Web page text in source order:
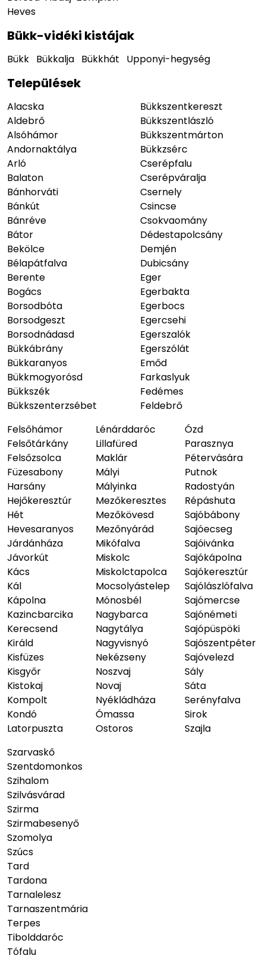
Heves
Bükk-vidéki kistájak
Bükk Bükkalja Bükkhát Upponyi-hegység
Települések
Alacska
Aldebrő
Alsóhámor
Andornaktálya
Arló
Balaton
Bánhorváti
Bánkút
Bánréve
Bátor
Bekölce
Bélapátfalva
Berente
Bogács
Borsodbóta
Borsodgeszt
Borsodnádasd
Bükkábrány
Bükkaranyos
Bükkmogyorósd
Bükkszék
Bükkszenterzsébet
Bükkszentkereszt
Bükkszentlászló
Bükkszentmárton
Bükkzsérc
Cserépfalu
Cserépváralja
Csernely
Csincse
Csokvaomány
Dédestapolcsány
Demjén
Dubicsány
Eger
Egerbakta
Egerbocs
Egercsehi
Egerszalók
Egerszólát
Emőd
Farkaslyuk
Fedémes
Feldebrő
Felsőhámor
Felsőtárkány
Felsőzsolca
Füzesabony
Harsány
Hejőkeresztúr
Hét
Hevesaranyos
Járdánháza
Jávorkút
Kács
Kál
Kápolna
Kazincbarcika
Kerecsend
Királd
Kisfüzes
Kisgyőr
Kistokaj
Kompolt
Kondó
Latorpuszta
Lénárddaróc
Lillafüred
Maklár
Mályi
Mályinka
Mezőkeresztes
Mezőkövesd
Mezőnyárád
Mikófalva
Miskolc
Miskolctapolca
Mocsolyástelep
Mónosbél
Nagybarca
Nagytálya
Nagyvisnyó
Nekézseny
Noszvaj
Novaj
Nyékládháza
Ómassa
Ostoros
Ózd
Parasznya
Pétervására
Putnok
Radostyán
Répáshuta
Sajóbábony
Sajóecseg
Sajóivánka
Sajókápolna
Sajókeresztúr
Sajólászlófalva
Sajómercse
Sajónémeti
Sajópüspöki
Sajószentpéter
Sajóvelezd
Sály
Sáta
Serényfalva
Sirok
Szajla
Szarvaskő
Szentdomonkos
Szihalom
Szilvásvárad
Szirma
Szirmabesenyő
Szomolya
Szúcs
Tard
Tardona
Tarnalelesz
Tarnaszentmária
Terpes
Tibolddaróc
Tófalu